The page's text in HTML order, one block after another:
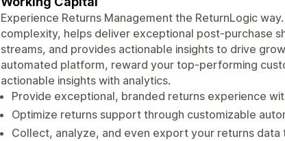
Experience Returns Management the ReturnLogic
complexity, helps deliver exceptional post-purchase
streams, and provides actionable insights to drive
automated platform, reward your top-performing
actionable insights with analytics.
Provide exceptional, branded returns experience
Optimize returns support through customizable
Collect, analyze, and even export your returns data